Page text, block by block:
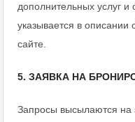
дополнительных услуг и
указывается в
сайте.
5. ЗАЯВКА НА
Запросы высылаются на